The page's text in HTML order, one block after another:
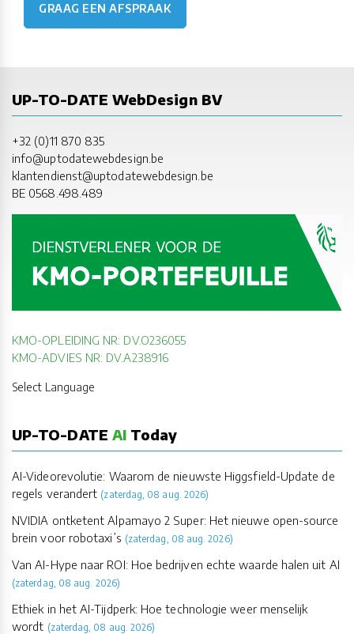
GRAAG EEN AFSPRAAK
UP-TO-DATE WebDesign BV
+32 (0)11 870 835
info@uptodatewebdesign.be
klantendienst@uptodatewebdesign.be
BE 0568.498.489
KMO-OPLEIDING NR: DV.O236055
KMO-ADVIES NR: DV.A238916
Select Language
UP-TO-DATE AI Today
AI-Videorevolutie: Waarom de nieuwste Higgsfield-Update de
regels verandert (zaterdag, 08 aug. 2026)
NVIDIA ontketent Alpamayo 2 Super: Het nieuwe open-source
brein voor robotaxi’s (zaterdag, 08 aug. 2026)
Van AI-Hype naar ROI: Hoe bedrijven echte waarde halen uit AI
(zaterdag, 08 aug. 2026)
Ethiek in het AI-Tijdperk: Hoe technologie weer menselijk
wordt (zaterdag, 08 aug. 2026)